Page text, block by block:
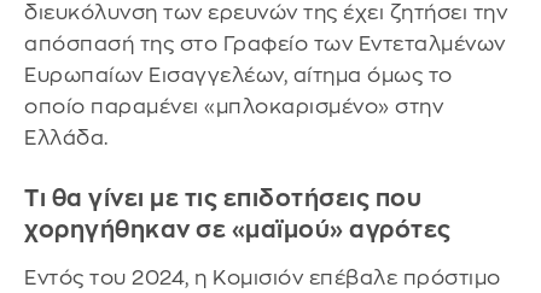
διευκόλυνση των ερευνών της έχει ζητήσει την
απόσπασή της στο Γραφείο των Εντεταλμένων
Ευρωπαίων Εισαγγελέων, αίτημα όμως το
οποίο παραμένει «μπλοκαρισμένο» στην
Ελλάδα.
Τι θα γίνει με τις επιδοτήσεις που
χορηγήθηκαν σε «μαϊμού» αγρότες
Εντός του 2024, η Κομισιόν επέβαλε πρόστιμο